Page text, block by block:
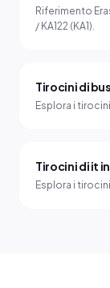
Riferimento
/ KA122 (KA1).
Tirocini di
Esplora i
Tirocini di it
Esplora i